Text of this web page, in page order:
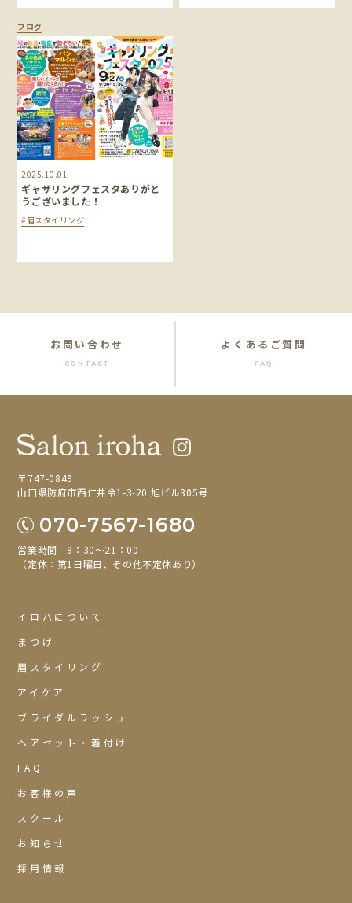
2025.10.01
ギャザリングフェスタありがと
うございました！
#眉スタイリング
ブログ
お問い合わせ
CONTACT
よくあるご質問
FAQ
〒747-0849
山口県防府市西仁井令1-3-20 旭ビル305号
070-7567-1680
営業時間 9：30～21：00
（定休：第1日曜日、その他不定休あり）
イロハについて
まつげ
眉スタイリング
アイケア
ブライダルラッシュ
ヘアセット・着付け
FAQ
お客様の声
スクール
お知らせ
採用情報